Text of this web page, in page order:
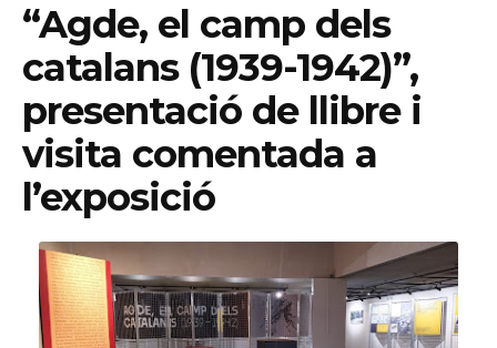
“Agde, el camp dels
catalans (1939-1942)”,
presentació de llibre i
visita comentada a
l’exposició